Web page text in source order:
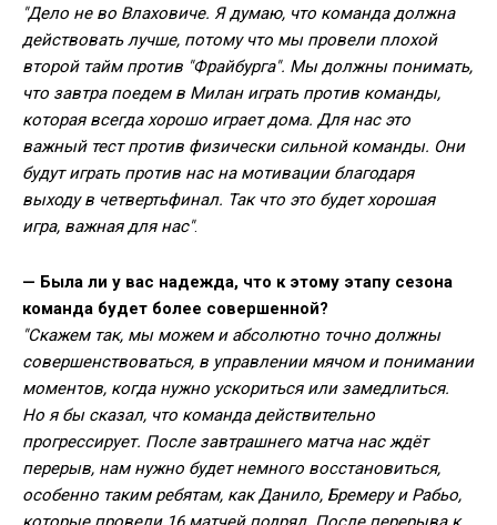
"Дело не во Влаховиче. Я думаю, что команда должна
действовать лучше, потому что мы провели плохой
второй тайм против "Фрайбурга". Мы должны понимать,
что завтра поедем в Милан играть против команды,
которая всегда хорошо играет дома. Для нас это
важный тест против физически сильной команды. Они
будут играть против нас на мотивации благодаря
выходу в четвертьфинал. Так что это будет хорошая
игра, важная для нас".
— Была ли у вас надежда, что к этому этапу сезона
команда будет более совершенной?
"Скажем так, мы можем и абсолютно точно должны
совершенствоваться, в управлении мячом и понимании
моментов, когда нужно ускориться или замедлиться.
Но я бы сказал, что команда действительно
прогрессирует. После завтрашнего матча нас ждёт
перерыв, нам нужно будет немного восстановиться,
особенно таким ребятам, как Данило, Бремеру и Рабьо,